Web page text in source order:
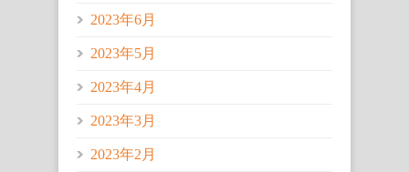
2023年6月
2023年5月
2023年4月
2023年3月
2023年2月